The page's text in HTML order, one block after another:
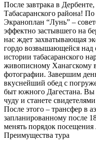
После завтрака в
Табасаранского района!
Экраноплан “Лунь” –
эффектно застывшего на
нас ждет захватывающая
гордо возвышающейся над
истории табасаранского
живописному Ханагскому
фотографии. Завершим
вкуснейший обед с
быт южного Дагестана. Вы
чуду и станете
После этого – трансфер в
запланированному после
менять порядок посещения
Преимущества тура